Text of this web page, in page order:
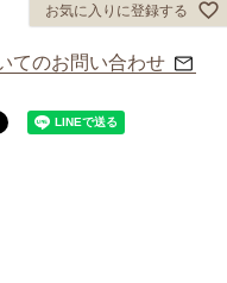
お気に入りに登録する
てのお問い合わせ